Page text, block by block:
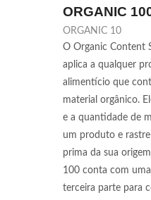
ORGANIC
ORGANIC 10
O Organic Content
aplica a qualquer
alimentício que
material orgânico.
e a quantidade de
um produto e
prima da sua
100 conta com
terceira parte para